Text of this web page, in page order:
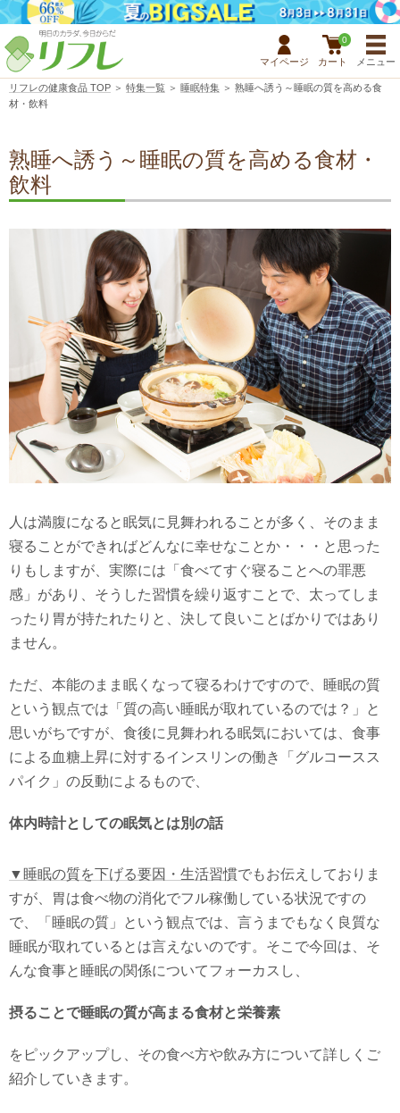
マイページ カート
0
メニュー
リフレの健康食品 TOP ＞ 特集一覧 ＞ 睡眠特集 ＞ 熟睡へ誘う～睡眠の質を高める食
材・飲料
熟睡へ誘う～睡眠の質を高める食材・
飲料
人は満腹になると眠気に見舞われることが多く、そのまま
寝ることができればどんなに幸せなことか・・・と思った
りもしますが、実際には「食べてすぐ寝ることへの罪悪
感」があり、そうした習慣を繰り返すことで、太ってしま
ったり胃が持たれたりと、決して良いことばかりではあり
ません。
ただ、本能のまま眠くなって寝るわけですので、睡眠の質
という観点では「質の高い睡眠が取れているのでは？」と
思いがちですが、食後に見舞われる眠気においては、食事
による血糖上昇に対するインスリンの働き「グルコースス
パイク」の反動によるもので、
体内時計としての眠気とは別の話
▼睡眠の質を下げる要因・生活習慣でもお伝えしておりま
すが、胃は食べ物の消化でフル稼働している状況ですの
で、「睡眠の質」という観点では、言うまでもなく良質な
睡眠が取れているとは言えないのです。そこで今回は、そ
んな食事と睡眠の関係についてフォーカスし、
摂ることで睡眠の質が高まる食材と栄養素
をピックアップし、その食べ方や飲み方について詳しくご
紹介していきます。